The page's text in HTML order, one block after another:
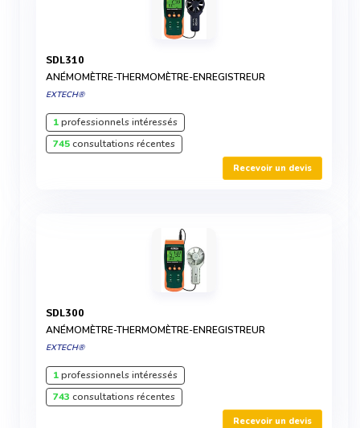
SDL310
ANÉMOMÈTRE-THERMOMÈTRE-ENREGISTREUR
EXTECH®
1professionnels intéressés
745consultations récentes
Recevoir un devis
SDL300
ANÉMOMÈTRE-THERMOMÈTRE-ENREGISTREUR
EXTECH®
1professionnels intéressés
743 consultations récentes
Recevoir un devis